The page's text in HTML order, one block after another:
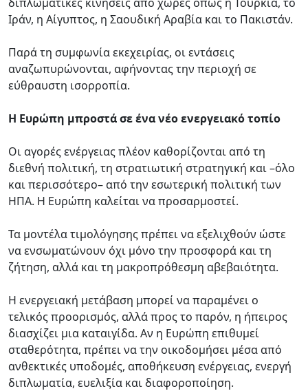
Ιράν, η Αίγυπτος, η Σαουδική Αραβία και το Πακιστάν.
Παρά τη συμφωνία εκεχειρίας, οι εντάσεις
αναζωπυρώνονται, αφήνοντας την περιοχή σε
εύθραυστη ισορροπία.
Η Ευρώπη μπροστά σε ένα νέο ενεργειακό τοπίο
Οι αγορές ενέργειας πλέον καθορίζονται από τη
διεθνή πολιτική, τη στρατιωτική στρατηγική και –όλο
και περισσότερο– από την εσωτερική πολιτική των
ΗΠΑ. Η Ευρώπη καλείται να προσαρμοστεί.
Τα μοντέλα τιμολόγησης πρέπει να εξελιχθούν ώστε
να ενσωματώνουν όχι μόνο την προσφορά και τη
ζήτηση, αλλά και τη μακροπρόθεσμη αβεβαιότητα.
Η ενεργειακή μετάβαση μπορεί να παραμένει ο
τελικός προορισμός, αλλά προς το παρόν, η ήπειρος
διασχίζει μια καταιγίδα. Αν η Ευρώπη επιθυμεί
σταθερότητα, πρέπει να την οικοδομήσει μέσα από
ανθεκτικές υποδομές, αποθήκευση ενέργειας, ενεργή
διπλωματία, ευελιξία και διαφοροποίηση.